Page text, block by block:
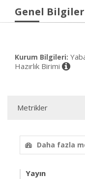
Genel Bilgiler
Kurum Bilgileri:
Hazırlık Birimi
Metrikler
Daha fazla
Yayın